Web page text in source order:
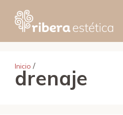
contenido
Inicio /
drenaje